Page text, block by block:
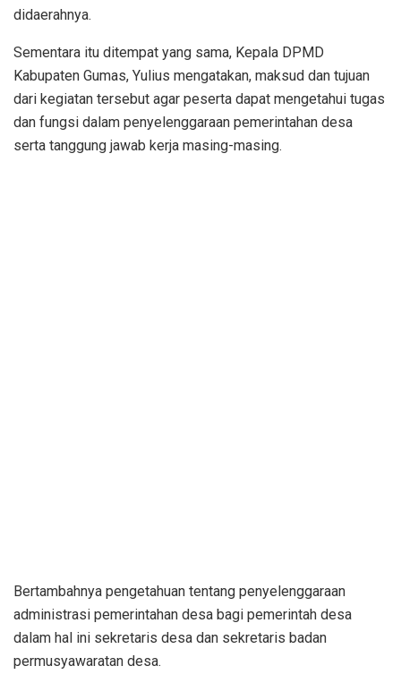
didaerahnya.
Sementara itu ditempat yang sama, Kepala DPMD
Kabupaten Gumas, Yulius mengatakan, maksud dan tujuan
dari kegiatan tersebut agar peserta dapat mengetahui tugas
dan fungsi dalam penyelenggaraan pemerintahan desa
serta tanggung jawab kerja masing-masing.
Bertambahnya pengetahuan tentang penyelenggaraan
administrasi pemerintahan desa bagi pemerintah desa
dalam hal ini sekretaris desa dan sekretaris badan
permusyawaratan desa.